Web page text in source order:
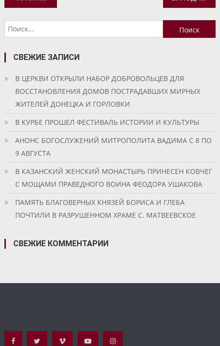
по
записям
Найти:
СВЕЖИЕ ЗАПИСИ
В ЦЕРКВИ ОТКРЫЛИ НАБОР ДОБРОВОЛЬЦЕВ ДЛЯ
ВОССТАНОВЛЕНИЯ ДОМОВ ПОСТРАДАВШИХ МИРНЫХ
ЖИТЕЛЕЙ ДОНЕЦКА И ГОРЛОВКИ
В КУРБЕ ПРОШЕЛ ФЕСТИВАЛЬ ИСТОРИИ И КУЛЬТУРЫ
АНОНС БОГОСЛУЖЕНИЙ МИТРОПОЛИТА ВАДИМА С 8 ПО
9 АВГУСТА
В КАЗАНСКИЙ ЖЕНСКИЙ МОНАСТЫРЬ ПРИНЕСЕН КОВЧЕГ
С МОЩАМИ ПРАВЕДНОГО ВОИНА ФЕОДОРА УШАКОВА
ПАМЯТЬ БЛАГОВЕРНЫХ КНЯЗЕЙ БОРИСА И ГЛЕБА
ПОЧТИЛИ В РАЗРУШЕННОМ ХРАМЕ С. МАТВЕЕВСКОЕ
СВЕЖИЕ КОММЕНТАРИИ